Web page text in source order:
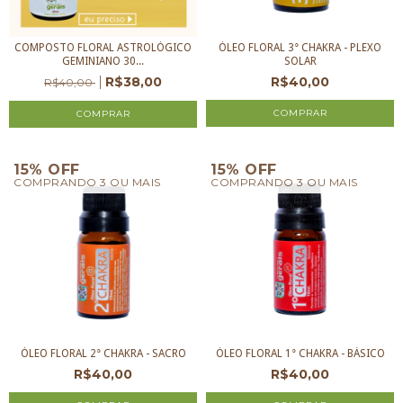
COMPOSTO FLORAL ASTROLÓGICO
GEMINIANO 30...
R$40,00 R$38,00
ÓLEO FLORAL 3° CHAKRA - PLEXO
SOLAR
R$40,00
15% OFF
COMPRANDO 3 OU MAIS
ÓLEO FLORAL 2° CHAKRA - SACRO
R$40,00
15% OFF
COMPRANDO 3 OU MAIS
ÓLEO FLORAL 1° CHAKRA - BÁSICO
R$40,00